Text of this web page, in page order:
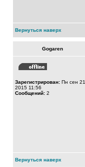
Вернуться наверх
Gogaren
Зарегистрирован: Пн сен 21,
2015 11:56
Сообщений: 2
Вернуться наверх